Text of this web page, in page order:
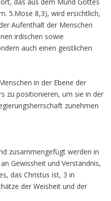
5.Mose 8,3), wird ersichtlich,
Aufenthalt der Menschen
irdischen sowie
auch einen geistlichen
in der Ebene der
zu positionieren, um sie in der
zunehmen
zusammengefügt werden in
Gewissheit und Verständnis,
das Christus ist, 3 in
der Weisheit und der